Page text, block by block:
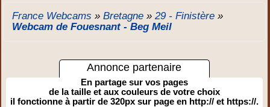
France Webcams »Bretagne »29 - Finistère »
Webcam de Fouesnant - Beg Meil
Annonce partenaire
En partage sur vos pages
de la taille et aux couleurs de votre choix
il fonctionne à partir de 320px sur page en http:// et https://.